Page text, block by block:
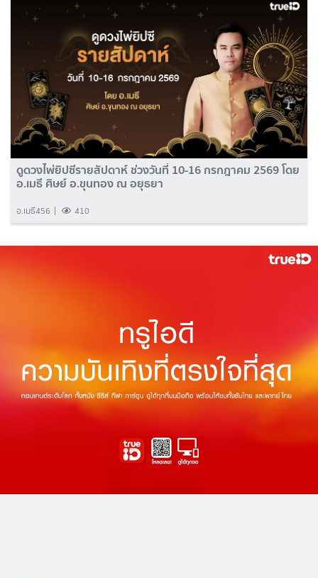
ดูดวงไพ่ยิปซีรายสัปดาห์ ช่วงวันที่ 10-16 กรกฎาคม 2569 โดย
อ.เมธี ศิษย์ อ.ขุนทอง ณ อยุธยา
อ.เมธี456 410